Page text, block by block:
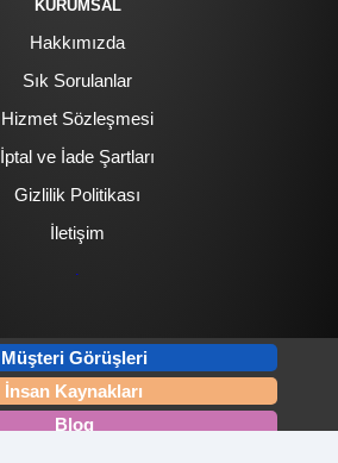
KURUMSAL
Hakkımızda
Sık Sorulanlar
Hizmet Sözleşmesi
İptal ve İade Şartları
Gizlilik Politikası
İletişim
Müşteri Görüşleri
İnsan Kaynakları
Blog